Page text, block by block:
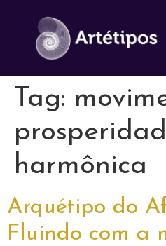
Tag:
harmônica
Arquétipo do
Fluindo com a